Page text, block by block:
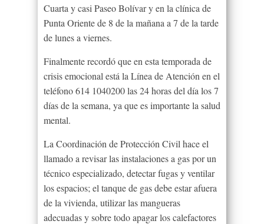
Cuarta y casi Paseo Bolívar y en la clínica de
Punta Oriente de 8 de la mañana a 7 de la tarde
de lunes a viernes.
Finalmente recordó que en esta temporada de
crisis emocional está la Línea de Atención en el
teléfono 614 1040200 las 24 horas del día los 7
días de la semana, ya que es importante la salud
mental.
La Coordinación de Protección Civil hace el
llamado a revisar las instalaciones a gas por un
técnico especializado, detectar fugas y ventilar
los espacios; el tanque de gas debe estar afuera
de la vivienda, utilizar las mangueras
adecuadas y sobre todo apagar los calefactores